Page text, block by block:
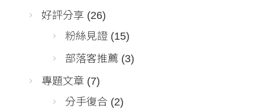
好評分享 (26)
粉絲見證 (15)
部落客推薦 (3)
專題文章 (7)
分手復合 (2)